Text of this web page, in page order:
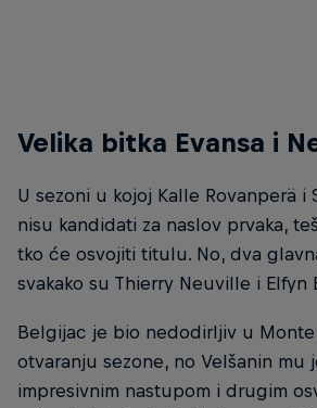
Velika bitka Evansa i
U sezoni u kojoj Kalle Rovanperä i
nisu kandidati za naslov prvaka,
tko će osvojiti titulu. No, dva
svakako su Thierry Neuville i Elfyn
Belgijac je bio nedodirljiv u
otvaranju sezone, no Velšanin mu
impresivnim nastupom i drugim